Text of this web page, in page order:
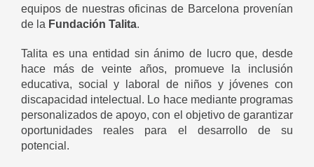
equipos de nuestras oficinas de Barcelona provenían
de la Fundación Talita.
Talita es una entidad sin ánimo de lucro que, desde
hace más de veinte años, promueve la inclusión
educativa, social y laboral de niños y jóvenes con
discapacidad intelectual. Lo hace mediante programas
personalizados de apoyo, con el objetivo de garantizar
oportunidades reales para el desarrollo de su
potencial.